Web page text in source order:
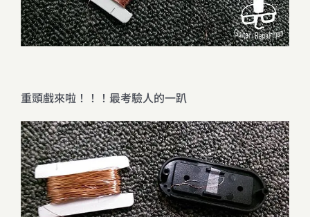
重頭戲來啦！！！最考驗人的一趴